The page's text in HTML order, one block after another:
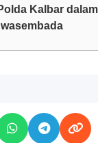
Kalbar